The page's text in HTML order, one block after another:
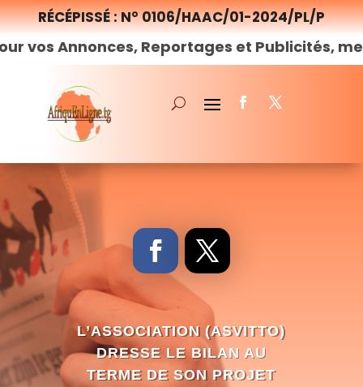
RÉCÉPISSÉ : N° 0106/HAAC/01-2024/PL/P
Reportages et Publicités, merci de
L’ASSOCIATION (ASVITTO)
DRESSE LE BILAN AU
TERME DE SON PROJET